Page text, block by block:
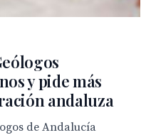
y pide más
andaluza
de Andalucía